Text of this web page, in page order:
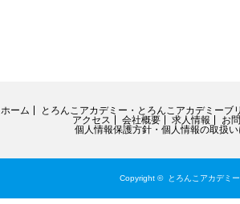
ホーム とろんこアカデミー・とろんこアカデミーブ
アクセス
会社概要 求人情報
お
個人情報保護方針・個人情報の取扱
Copyright © とろんこアカデミー